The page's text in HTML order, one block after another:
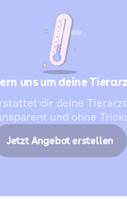
uns um deine
dir deine
und ohne
Jetzt Angebot erstellen